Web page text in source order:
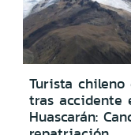
Turista chileno
tras accidente
Huascarán: